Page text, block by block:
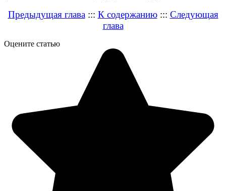
Предыдущая глава::: К содержанию::: Следующая
глава
Оцените статью